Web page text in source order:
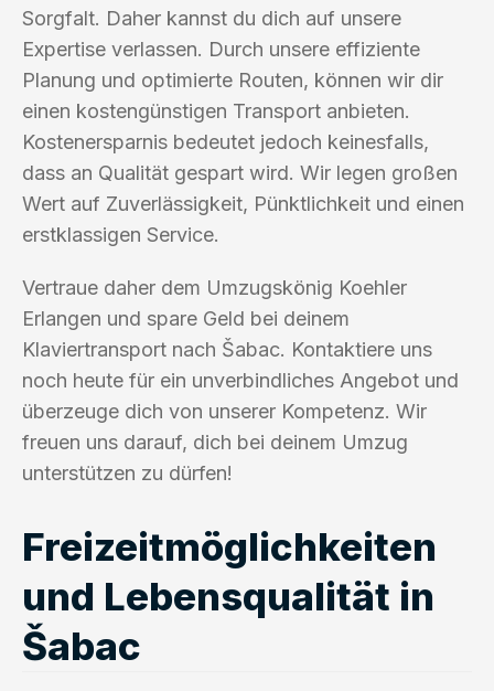
Sorgfalt. Daher kannst du dich auf unsere
Expertise verlassen. Durch unsere effiziente
Planung und optimierte Routen, können wir dir
einen kostengünstigen Transport anbieten.
Kostenersparnis bedeutet jedoch keinesfalls,
dass an Qualität gespart wird. Wir legen großen
Wert auf Zuverlässigkeit, Pünktlichkeit und einen
erstklassigen Service.
Vertraue daher dem Umzugskönig Koehler
Erlangen und spare Geld bei deinem
Klaviertransport nach Šabac. Kontaktiere uns
noch heute für ein unverbindliches Angebot und
überzeuge dich von unserer Kompetenz. Wir
freuen uns darauf, dich bei deinem Umzug
unterstützen zu dürfen!
Freizeitmöglichkeiten
und Lebensqualität in
Šabac